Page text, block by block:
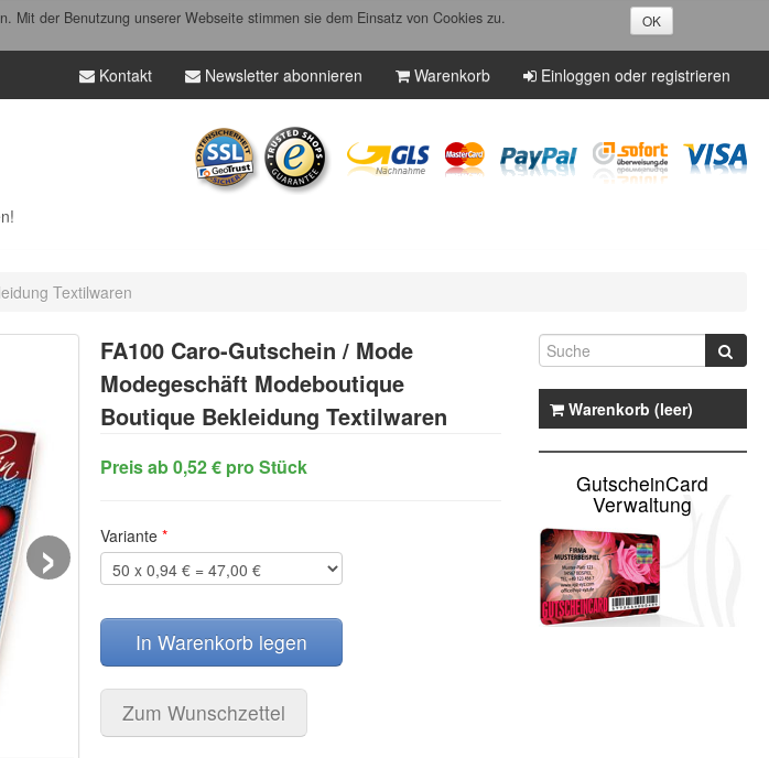
der Benutzung unserer Webseite stimmen sie dem Einsatz von Cookies zu. OK
Kontakt Newsletter abonnieren Warenkorb Einloggen oder registrieren
Textilwaren
›
FA100 Caro-Gutschein / Mode
Modegeschäft Modeboutique
Boutique Bekleidung Textilwaren
Preis ab 0,52 € pro Stück
Variante*
In Warenkorb legen
Zum Wunschzettel
Warenkorb (leer)
GutscheinCard
Verwaltung